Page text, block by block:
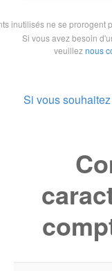
inutilisés ne se prorogent
Si vous avez besoin
veuilleznous
Si vous